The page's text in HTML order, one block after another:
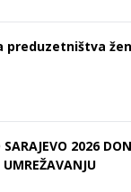
preduzetništva
2026